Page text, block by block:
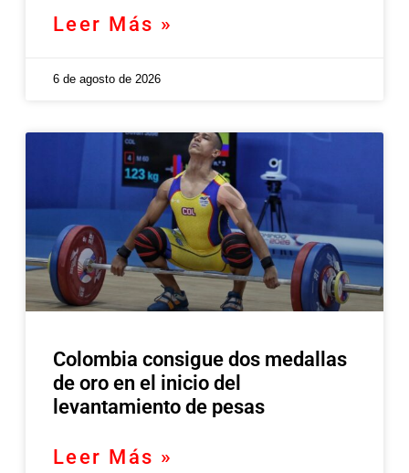
Leer Más »
6 de agosto de 2026
Colombia consigue dos medallas
de oro en el inicio del
levantamiento de pesas
Leer Más »